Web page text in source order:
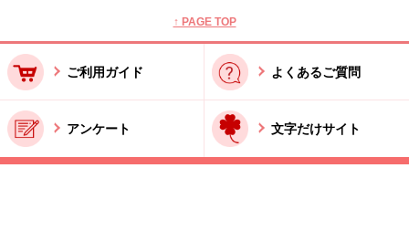
↑ PAGE TOP
ご利用ガイド よくあるご質問
アンケート 文字だけサイト